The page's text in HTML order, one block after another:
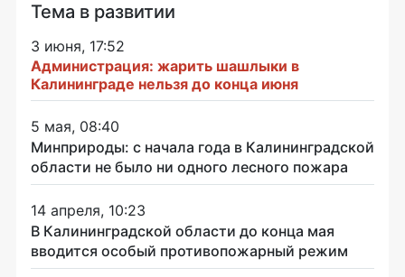
Тема в развитии
3 июня, 17:52
Администрация: жарить шашлыки в
Калининграде нельзя до конца июня
5 мая, 08:40
Минприроды: с начала года в Калининградской
области не было ни одного лесного пожара
14 апреля, 10:23
В Калининградской области до конца мая
вводится особый противопожарный режим